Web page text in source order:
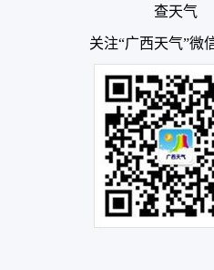
查天气
关注“广西天气”微